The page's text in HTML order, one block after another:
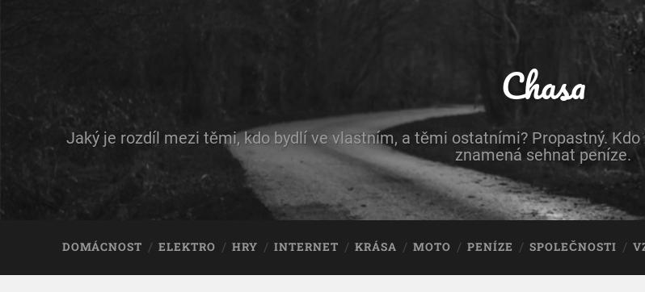
Chasa
Jaký je rozdíl mezi těmi, kdo bydlí ve vlastním, a těmi ostatními? Propastný.
znamená sehnat peníze.
DOMÁCNOST ELEKTRO HRY INTERNET KRÁSA MOTO PENÍZE SPOLEČNOSTI